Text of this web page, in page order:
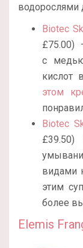
водорослями
Biotec
£75.00)
с
кислот
этом
Biotec
£39.50)
видами
этим
более
Elemis